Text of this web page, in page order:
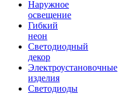
Наружное
освещение
Гибкий
неон
Светодиодный
декор
Электроустановочные
изделия
Светодиоды